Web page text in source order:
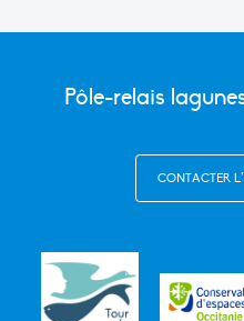
Pôle-relais
CONTACTER